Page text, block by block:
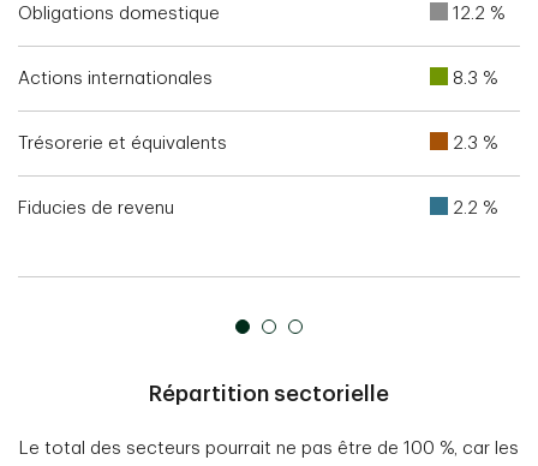
Obligations domestique 12.2 %
Actions internationales 8.3 %
Trésorerie et équivalents 2.3 %
Fiducies de revenu 2.2 %
Répartition sectorielle
Le total des secteurs pourrait ne pas être de 100 %, car les